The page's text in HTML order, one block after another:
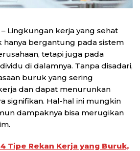
– Lingkungan kerja yang sehat
bergantung pada sistem
tetapi juga pada
di dalamnya. Tanpa disadari,
buruk yang sering
dan dapat menurunkan
signifikan. Hal-hal ini mungkin
dampaknya bisa merugikan
Tipe Rekan Kerja yang Buruk,